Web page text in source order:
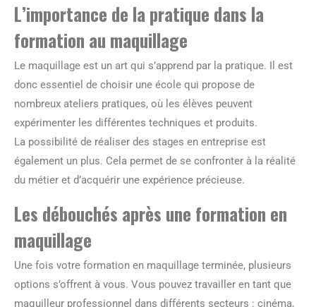
L’importance de la pratique dans la
formation au maquillage
Le maquillage est un art qui s’apprend par la pratique. Il est
donc essentiel de choisir une école qui propose de
nombreux ateliers pratiques, où les élèves peuvent
expérimenter les différentes techniques et produits.
La possibilité de réaliser des stages en entreprise est
également un plus. Cela permet de se confronter à la réalité
du métier et d’acquérir une expérience précieuse.
Les débouchés après une formation en
maquillage
Une fois votre formation en maquillage terminée, plusieurs
options s’offrent à vous. Vous pouvez travailler en tant que
maquilleur professionnel dans différents secteurs : cinéma,